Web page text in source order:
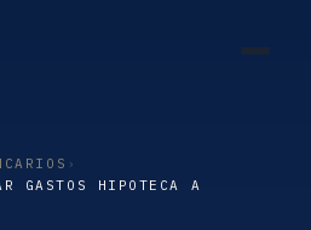
›
GASTOS HIPOTECA A